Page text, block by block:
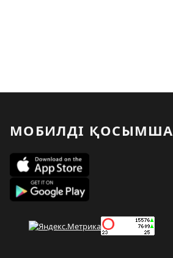
МОБИЛДІ ҚОСЫМША